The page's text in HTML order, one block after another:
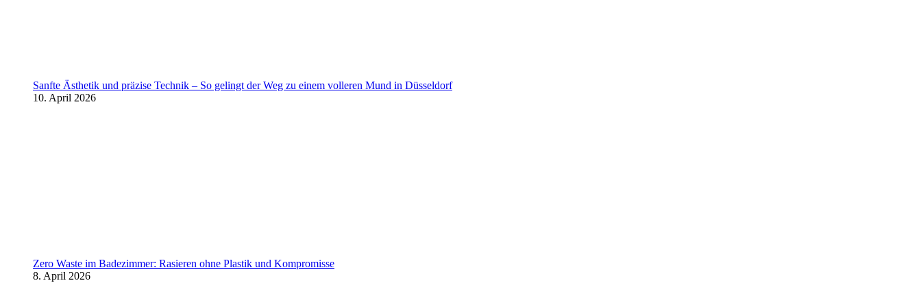
Sanfte Ästhetik und präzise Technik – So gelingt der Weg zu einem volleren Mund in Düsseldorf
10. April 2026
Zero Waste im Badezimmer: Rasieren ohne Plastik und Kompromisse
8. April 2026